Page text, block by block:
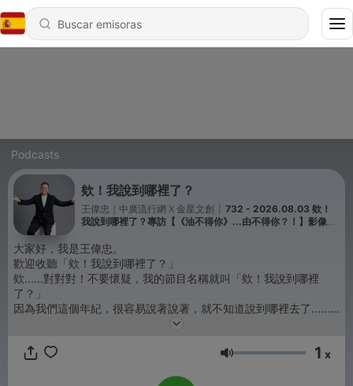
Podcasts
欸！我說到哪裡了？
王偉忠｜中廣流行網 X 金星文創
732 - 2026.08.03 欸！
我說到哪裡了？專訪【《油不得你》...由不得你？！】影像製
大家好，我是王偉忠。
歡迎收聽「欸！我說到哪裡了？」
欸......對對對！不要懷疑，我的節目名稱就叫「欸！我說到哪裡
了？」
因為我們這個年紀，很容易說著說著，就不知道說到哪裡去了......
========================
Volumen 1 x